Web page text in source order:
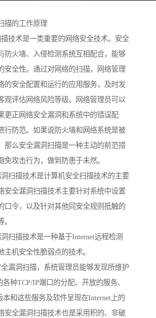
描的工作原理
技术是一类重要的网络安全技术。安全
防火墙、入侵检测系统互相配合，能够
安全性。通过对网络的扫描，网络管理
的安全配置和运行的应用服务，及时发
观评估网络风险等级。网络管理员可以
更正网络安全漏洞和系统中的错误配
行防范。如果说防火墙和网络系统是被
那么安全漏洞扫描是一种主动的前范措
免攻击行为，做到防患于未然。
扫描技术是计算机安全扫描技术的主要
安全漏洞扫描技术主要针对系统中设置
口令，以及针对其他同安全规则抵触的
扫描技术是一种基于Internet远程检测
主机安全性脆弱点的技术。
漏洞扫描，系统管理员能够发现所维护
各种TCP/IP端口的分配、开放的服务、
本和这些服务及软件呈现在Internet上的
安全漏洞扫描技术也是采用积的、非破